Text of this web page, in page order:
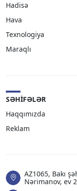
Hadisə
Hava
Texnologiya
Maraqlı
SƏHIFƏLƏR
Haqqımızda
Reklam
AZ1065, Bakı
Nərimanov, ev